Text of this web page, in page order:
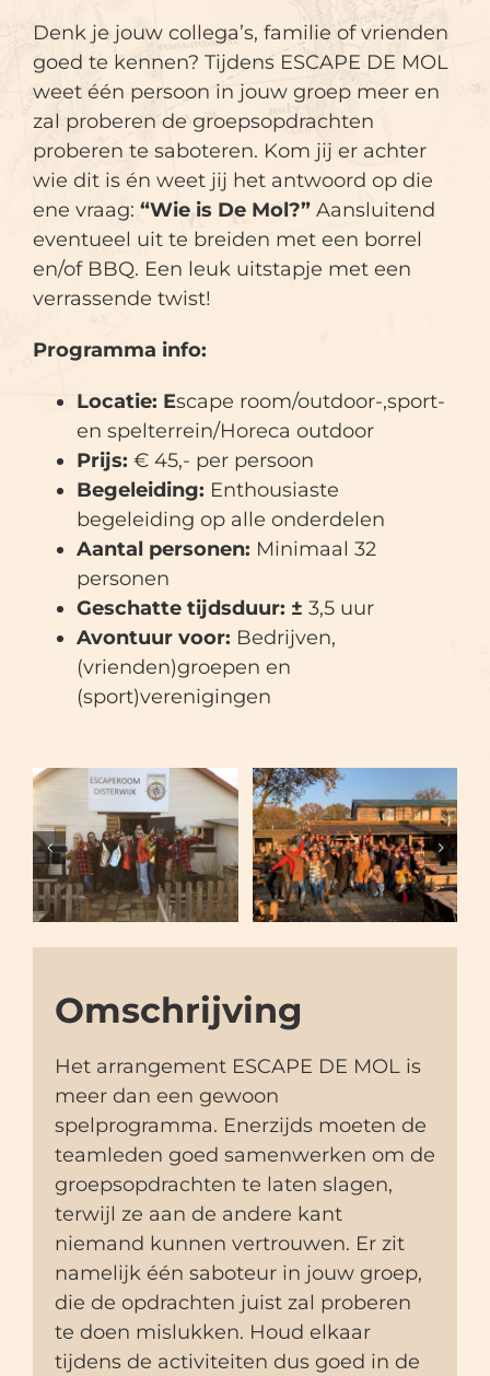
Denk je jouw collega’s, familie of vrienden
goed te kennen? Tijdens ESCAPE DE MOL
weet één persoon in jouw groep meer en
zal proberen de groepsopdrachten
proberen te saboteren. Kom jij er achter
wie dit is én weet jij het antwoord op die
ene vraag: “Wie is De Mol?” Aansluitend
eventueel uit te breiden met een borrel
en/of BBQ. Een leuk uitstapje met een
verrassende twist!
Programma info:
Locatie: Escape room/outdoor-,sport-
en spelterrein/Horeca outdoor
Prijs: € 45,- per persoon
Begeleiding: Enthousiaste
begeleiding op alle onderdelen
Aantal personen: Minimaal 32
personen
Geschatte tijdsduur: ± 3,5 uur
Avontuur voor: Bedrijven,
(vrienden)groepen en
(sport)verenigingen
Omschrijving
Het arrangement ESCAPE DE MOL is
meer dan een gewoon
spelprogramma. Enerzijds moeten de
teamleden goed samenwerken om de
groepsopdrachten te laten slagen,
terwijl ze aan de andere kant
niemand kunnen vertrouwen. Er zit
namelijk één saboteur in jouw groep,
die de opdrachten juist zal proberen
te doen mislukken. Houd elkaar
tijdens de activiteiten dus goed in de